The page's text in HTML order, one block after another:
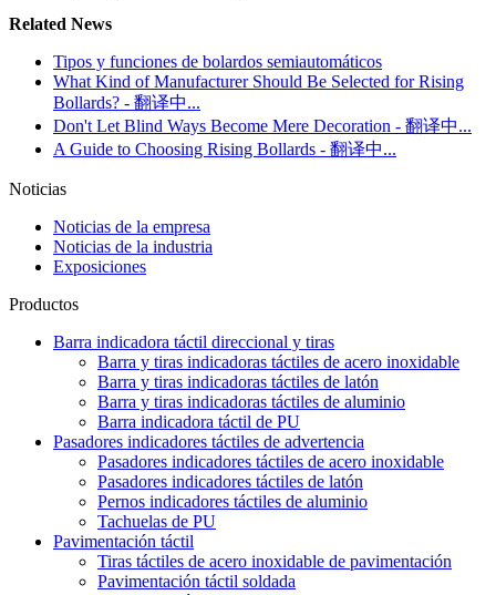
Related News
Tipos y funciones de bolardos semiautomáticos
What Kind of Manufacturer Should Be Selected for Rising
Bollards? - 翻译中...
Don't Let Blind Ways Become Mere Decoration - 翻译中...
A Guide to Choosing Rising Bollards - 翻译中...
Noticias
Noticias de la empresa
Noticias de la industria
Exposiciones
Productos
Barra indicadora táctil direccional y tiras
Barra y tiras indicadoras táctiles de acero inoxidable
Barra y tiras indicadoras táctiles de latón
Barra y tiras indicadoras táctiles de aluminio
Barra indicadora táctil de PU
Pasadores indicadores táctiles de advertencia
Pasadores indicadores táctiles de acero inoxidable
Pasadores indicadores táctiles de latón
Pernos indicadores táctiles de aluminio
Tachuelas de PU
Pavimentación táctil
Tiras táctiles de acero inoxidable de pavimentación
Pavimentación táctil soldada